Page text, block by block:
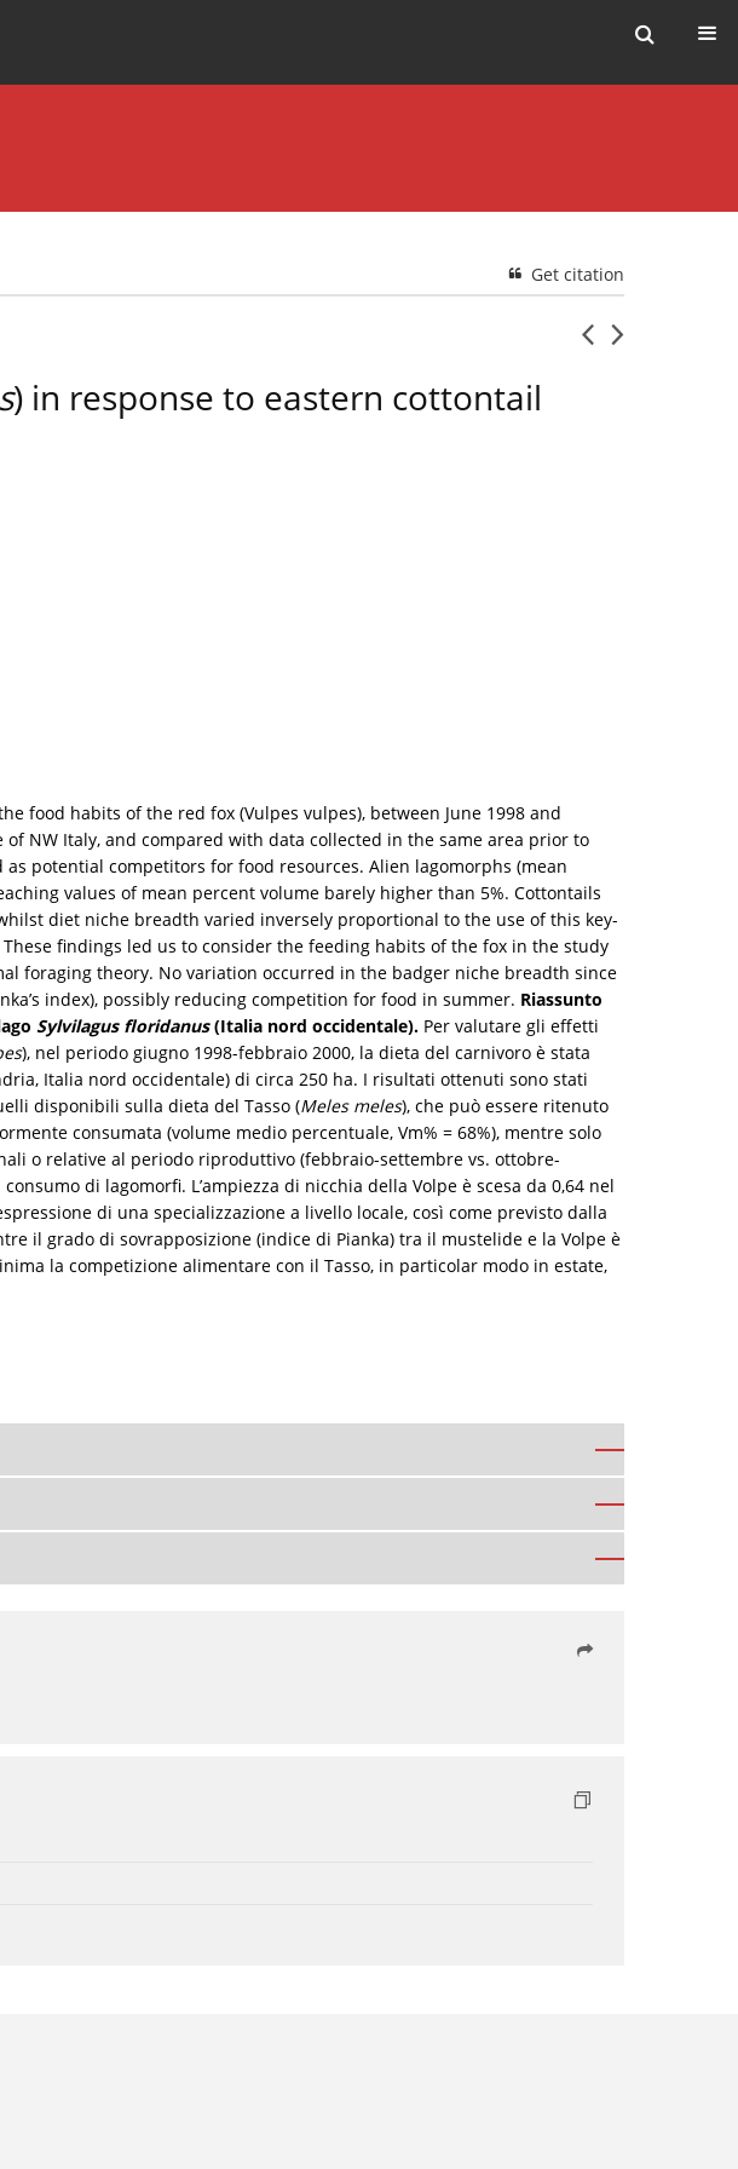
Get citation
) in response to eastern cottontail
food habits of the red fox (Vulpes vulpes), between June 1998 and
NW Italy, and compared with data collected in the same area prior to
as potential competitors for food resources. Alien lagomorphs (mean
values of mean percent volume barely higher than 5%. Cottontails
diet niche breadth varied inversely proportional to the use of this key-
findings led us to consider the feeding habits of the fox in the study
foraging theory. No variation occurred in the badger niche breadth since
index), possibly reducing competition for food in summer. Riassunto
Sylvilagus floridanus(Italia nord occidentale). Per valutare gli effetti
), nel periodo giugno 1998-febbraio 2000, la dieta del carnivoro è stata
Italia nord occidentale) di circa 250 ha. I risultati ottenuti sono stati
disponibili sulla dieta del Tasso (Meles meles), che può essere ritenuto
consumata (volume medio percentuale, Vm% = 68%), mentre solo
o relative al periodo riproduttivo (febbraio-settembre vs. ottobre-
di lagomorfi. L’ampiezza di nicchia della Volpe è scesa da 0,64 nel
di una specializzazione a livello locale, così come previsto dalla
il grado di sovrapposizione (indice di Pianka) tra il mustelide e la Volpe è
la competizione alimentare con il Tasso, in particolar modo in estate,